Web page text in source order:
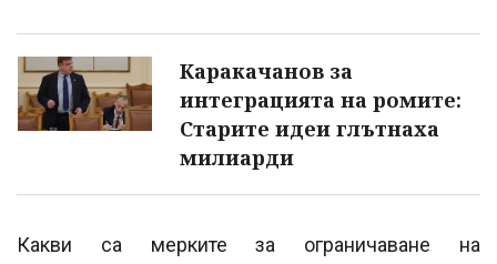
Каракачанов за
интеграцията на ромите:
Старите идеи глътнаха
милиарди
Какви са мерките за ограничаване на